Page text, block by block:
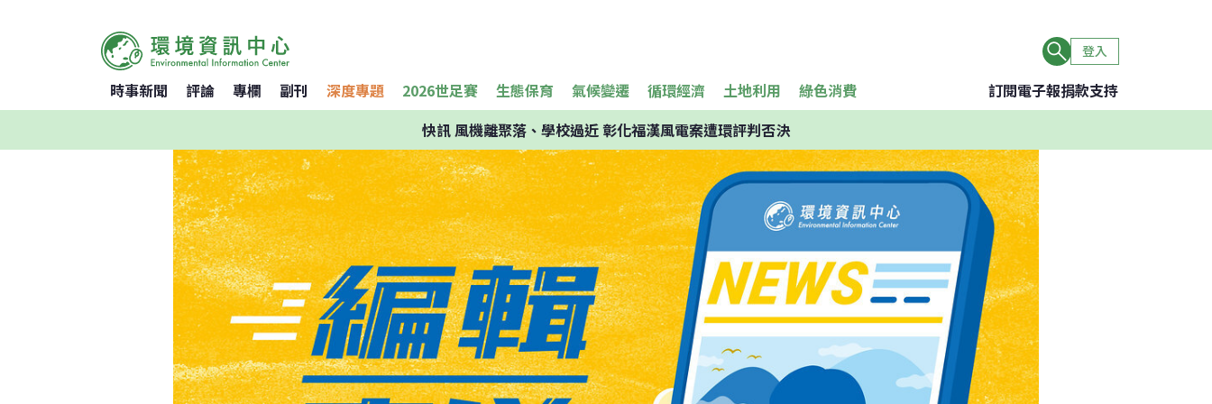
登入
時事新聞 評論 專欄 副刊 深度專題 2026世足賽 生態保育 氣候變遷 循環經濟 土地利用 綠色消費 訂閱電子報捐款支持
快訊風機離聚落、學校過近 彰化福漢風電案遭環評判否決